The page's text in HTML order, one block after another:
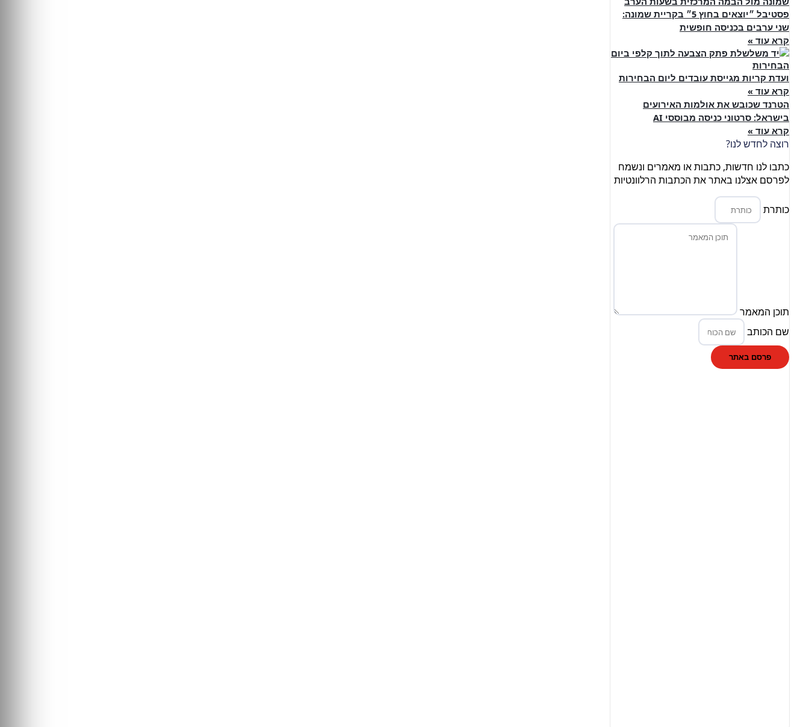
פסטיבל ״יוצאים בחוץ 5״ בקריית שמונה:
שני ערבים בכניסה חופשית
קרא עוד »
ועדת קריות מגייסת עובדים ליום הבחירות
קרא עוד »
הטרנד שכובש את אולמות האירועים
בישראל: סרטוני כניסה מבוססי AI
קרא עוד »
רוצה לחדש לנו?
כתבו לנו חדשות, כתבות או מאמרים ונשמח
לפרסם אצלנו באתר את הכתבות הרלוונטיות
כותרת
תוכן המאמר
שם הכותב
פרסם באתר